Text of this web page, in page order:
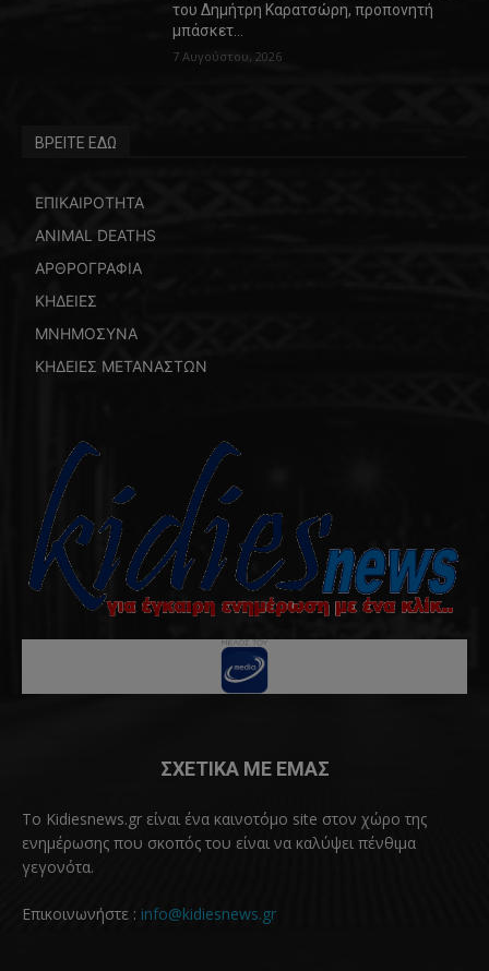
του Δημήτρη Καρατσώρη, προπονητή
μπάσκετ…
7 Αυγούστου, 2026
ΒΡΕΙΤΕ ΕΔΩ
ΕΠΙΚΑΙΡΟΤΗΤΑ
ANIMAL DEATHS
ΑΡΘΡΟΓΡΑΦΙΑ
ΚΗΔΕΙΕΣ
ΜΝΗΜΟΣΥΝΑ
ΚΗΔΕΙΕΣ ΜΕΤΑΝΑΣΤΩΝ
ΣΧΕΤΙΚΑ ΜΕ ΕΜΑΣ
Το Kidiesnews.gr είναι ένα καινοτόμο site στον χώρο της
ενημέρωσης που σκοπός του είναι να καλύψει πένθιμα
γεγονότα.
Επικοινωνήστε : info@kidiesnews.gr